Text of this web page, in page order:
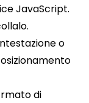
JavaScript.
o
di